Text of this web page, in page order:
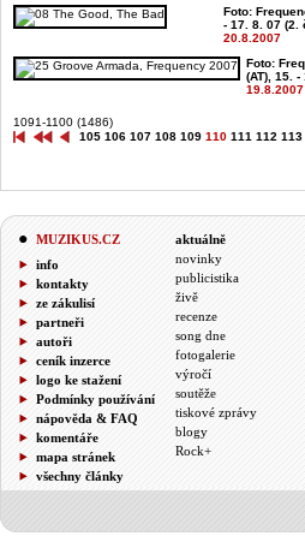
Foto:
- 17. 8. 07 (2.
20.8.2007
Foto:
(AT), 15.
19.8.2007
1091-1100 (1486)
105 106 107 108 109 110 111 112 113
MUZIKUS.CZ
info
kontakty
ze zákulisí
partneři
autoři
ceník inzerce
logo ke stažení
Podmínky používání
nápověda & FAQ
komentáře
mapa stránek
všechny články
aktuálně
novinky
publicistika
živě
recenze
song dne
fotogalerie
výročí
soutěže
tiskové zprávy
blogy
Rock+